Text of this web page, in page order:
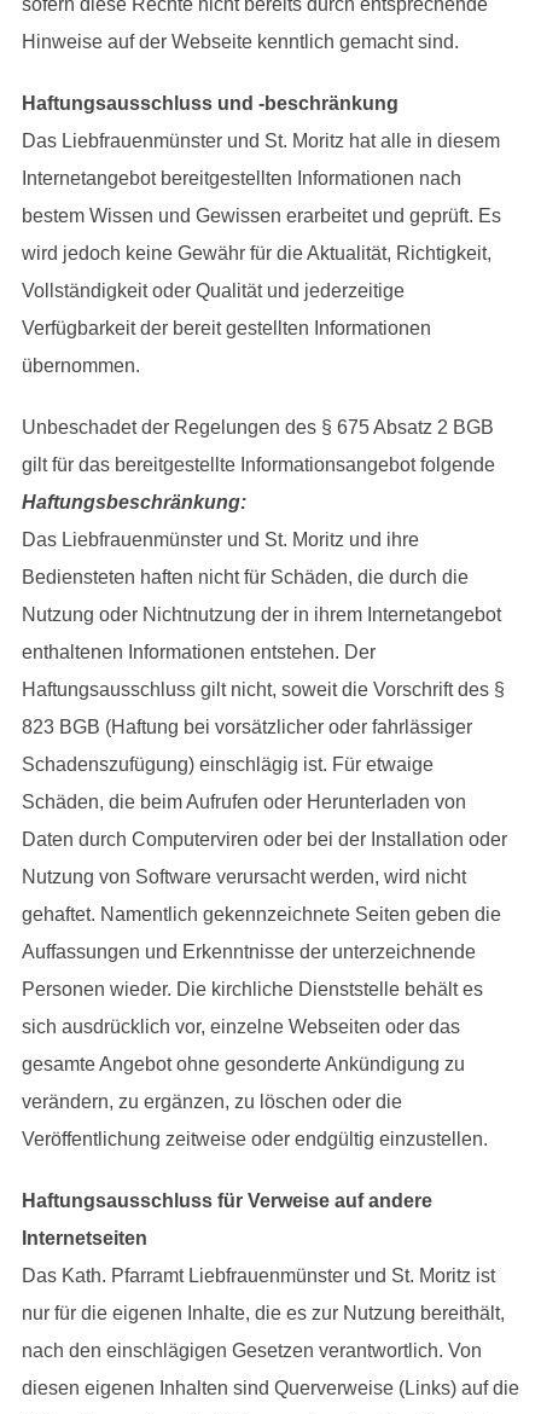
sofern diese Rechte nicht bereits durch entsprechende
Hinweise auf der Webseite kenntlich gemacht sind.
Haftungsausschluss und -beschränkung
Das Liebfrauenmünster und St. Moritz hat alle in diesem
Internetangebot bereitgestellten Informationen nach
bestem Wissen und Gewissen erarbeitet und geprüft. Es
wird jedoch keine Gewähr für die Aktualität, Richtigkeit,
Vollständigkeit oder Qualität und jederzeitige
Verfügbarkeit der bereit gestellten Informationen
übernommen.
Unbeschadet der Regelungen des § 675 Absatz 2 BGB
gilt für das bereitgestellte Informationsangebot folgende
Haftungsbeschränkung:
Das Liebfrauenmünster und St. Moritz und ihre
Bediensteten haften nicht für Schäden, die durch die
Nutzung oder Nichtnutzung der in ihrem Internetangebot
enthaltenen Informationen entstehen. Der
Haftungsausschluss gilt nicht, soweit die Vorschrift des §
823 BGB (Haftung bei vorsätzlicher oder fahrlässiger
Schadenszufügung) einschlägig ist. Für etwaige
Schäden, die beim Aufrufen oder Herunterladen von
Daten durch Computerviren oder bei der Installation oder
Nutzung von Software verursacht werden, wird nicht
gehaftet. Namentlich gekennzeichnete Seiten geben die
Auffassungen und Erkenntnisse der unterzeichnende
Personen wieder. Die kirchliche Dienststelle behält es
sich ausdrücklich vor, einzelne Webseiten oder das
gesamte Angebot ohne gesonderte Ankündigung zu
verändern, zu ergänzen, zu löschen oder die
Veröffentlichung zeitweise oder endgültig einzustellen.
Haftungsausschluss für Verweise auf andere
Internetseiten
Das Kath. Pfarramt Liebfrauenmünster und St. Moritz ist
nur für die eigenen Inhalte, die es zur Nutzung bereithält,
nach den einschlägigen Gesetzen verantwortlich. Von
diesen eigenen Inhalten sind Querverweise (Links) auf die